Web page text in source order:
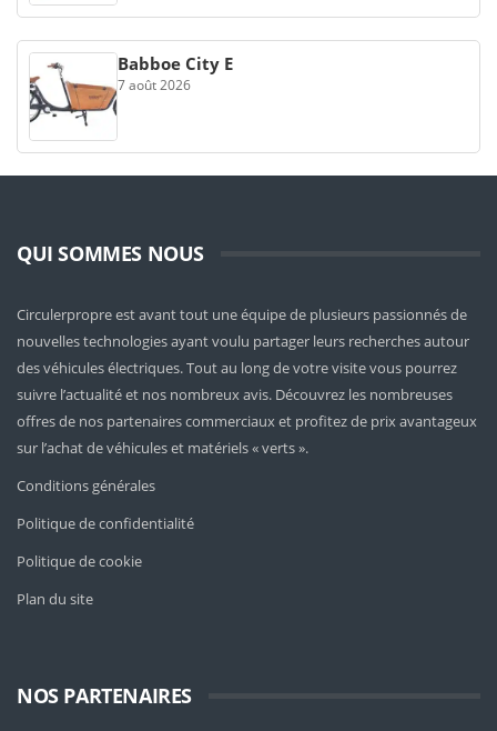
Babboe City E
7 août 2026
QUI SOMMES NOUS
Circulerpropre est avant tout une équipe de plusieurs passionnés de
nouvelles technologies ayant voulu partager leurs recherches autour
des véhicules électriques. Tout au long de votre visite vous pourrez
suivre l’actualité et nos nombreux avis. Découvrez les nombreuses
offres de nos partenaires commerciaux et profitez de prix avantageux
sur l’achat de véhicules et matériels « verts ».
Conditions générales
Politique de confidentialité
Politique de cookie
Plan du site
NOS PARTENAIRES